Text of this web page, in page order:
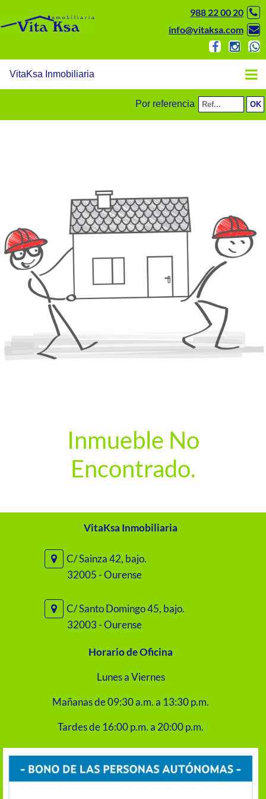
988 22 00 20
info@vitaksa.com
VitaKsa Inmobiliaria
Por referencia
Inmueble No
Encontrado.
VitaKsa Inmobiliaria
C/ Sainza 42, bajo.
32005 - Ourense
C/ Santo Domingo 45, bajo.
32003 - Ourense
Horario de Oficina
Lunes a Viernes
Mañanas de 09:30 a.m. a 13:30 p.m.
Tardes de 16:00 p.m. a 20:00 p.m.